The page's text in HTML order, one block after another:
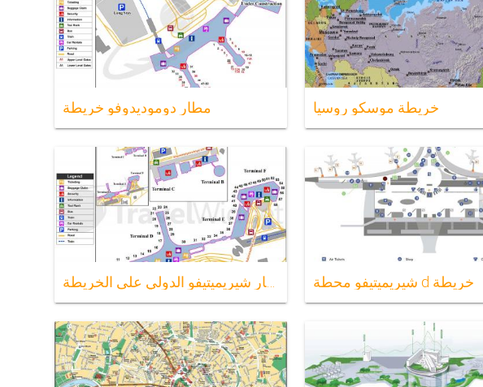
مطار دوموديدوفو خريطة خريطة موسكو روسيا
مطار شيريميتيفو الدولي على الخريطة شيريميتيفو محطة d خريطة